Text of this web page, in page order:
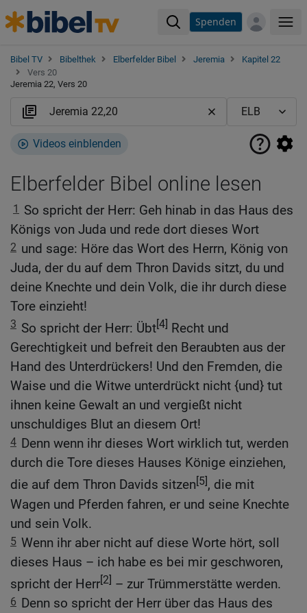
Spenden
Bibel TV Bibelthek Elberfelder Bibel Jeremia
Kapitel 22
Vers 20
Jeremia 22, Vers 20
Videos einblenden
Elberfelder Bibel online lesen
1 So spricht der Herr: Geh hinab in das Haus des
Königs von Juda und rede dort dieses Wort
2 und sage: Höre das Wort des Herrn, König von
Juda, der du auf dem Thron Davids sitzt, du und
deine Knechte und dein Volk, die ihr durch diese
Tore einzieht!
3 So spricht der Herr: Übt[4] Recht und
Gerechtigkeit und befreit den Beraubten aus der
Hand des Unterdrückers! Und den Fremden, die
Waise und die Witwe unterdrückt nicht {und} tut
ihnen keine Gewalt an und vergießt nicht
unschuldiges Blut an diesem Ort!
4 Denn wenn ihr dieses Wort wirklich tut, werden
durch die Tore dieses Hauses Könige einziehen,
die auf dem Thron Davids sitzen[5], die mit
Wagen und Pferden fahren, er und seine Knechte
und sein Volk.
5 Wenn ihr aber nicht auf diese Worte hört, soll
dieses Haus – ich habe es bei mir geschworen,
spricht der Herr[2] – zur Trümmerstätte werden.
6 Denn so spricht der Herr über das Haus des